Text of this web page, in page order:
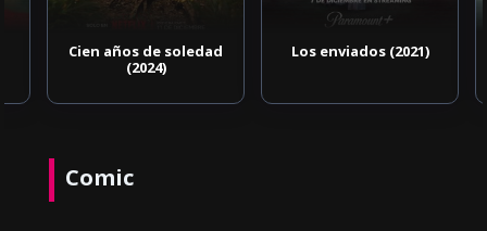
Cien años de soledad
(2024)
Los enviados (2021)
Comic